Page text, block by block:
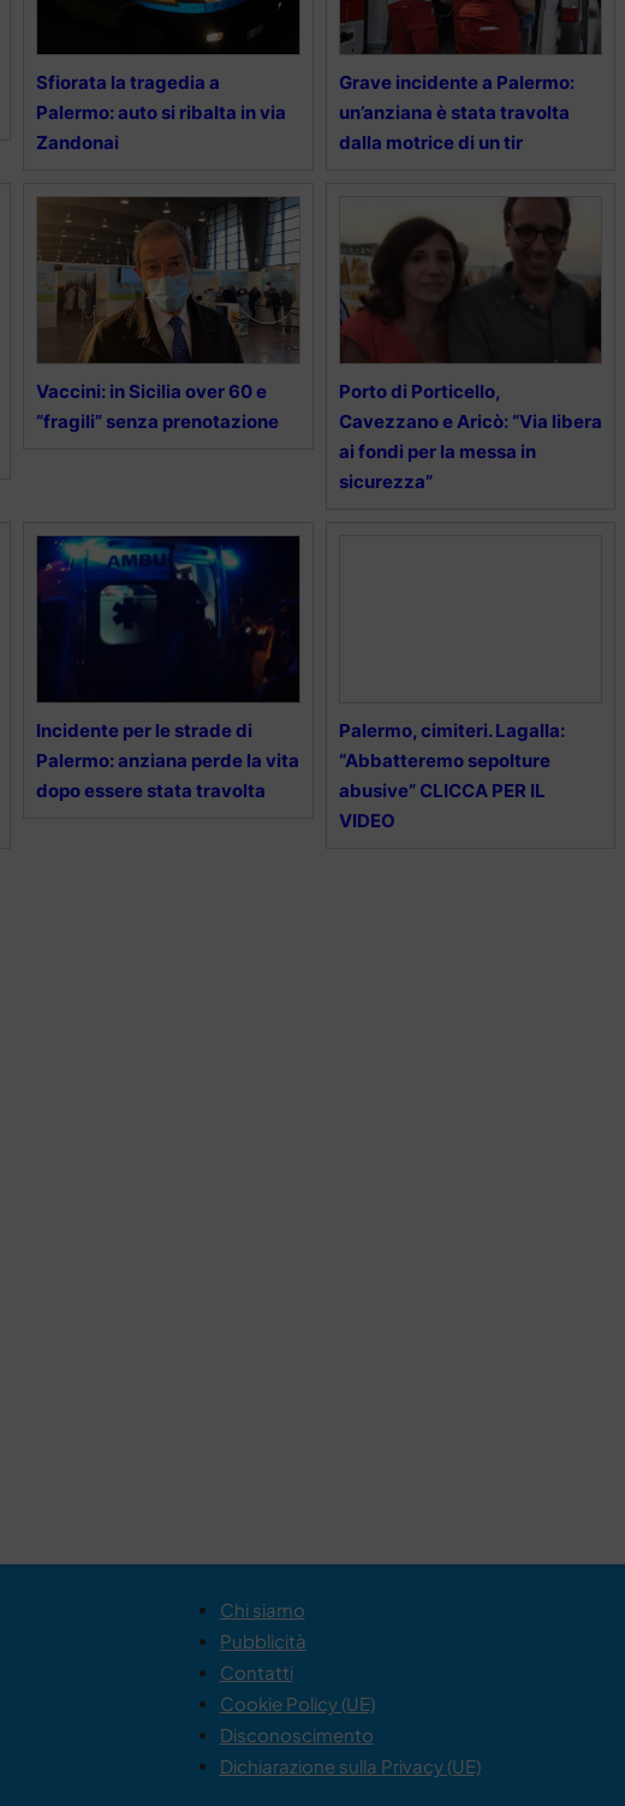
Sfiorata la tragedia a
Palermo: auto si ribalta in via
Zandonai
Grave incidente a Palermo:
un’anziana è stata travolta
dalla motrice di un tir
Vaccini: in Sicilia over 60 e
“fragili” senza prenotazione
Porto di Porticello,
Cavezzano e Aricò: “Via libera
ai fondi per la messa in
sicurezza”
Incidente per le strade di
Palermo: anziana perde la vita
dopo essere stata travolta
Palermo, cimiteri. Lagalla:
“Abbatteremo sepolture
abusive” CLICCA PER IL
VIDEO
Chi siamo
Pubblicità
Contatti
Cookie Policy (UE)
Disconoscimento
Dichiarazione sulla Privacy (UE)